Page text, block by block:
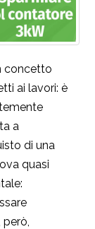
concetto
ai lavori: è
a
di una
quasi
però,